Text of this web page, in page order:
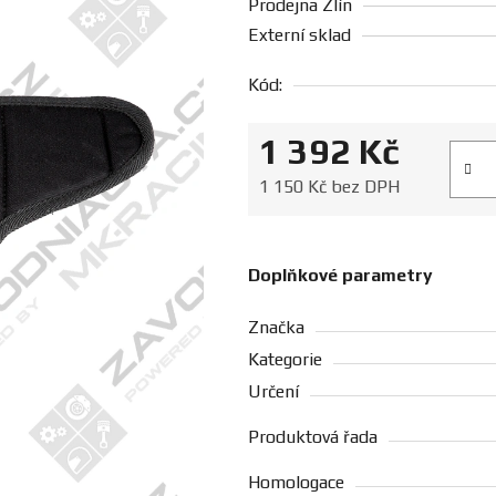
Prodejna Zlín
Externí sklad
Kód:
1 392 Kč
1 150 Kč bez DPH
Doplňkové parametry
Značka
Kategorie
Určení
Produktová řada
Homologace